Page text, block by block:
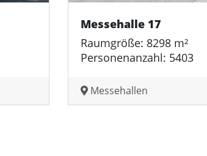
Messehalle 17
Raumgröße: 8298 m²
Personenanzahl: 5403
Messehallen